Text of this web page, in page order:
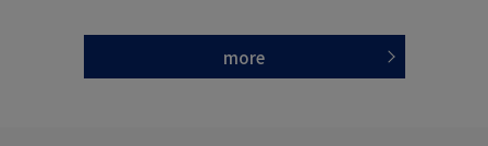
more